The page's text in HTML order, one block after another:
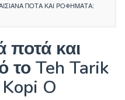
ΠΟΤΆ ΚΑΙ ΡΟΦΉΜΑΤΑ:
ποτά και
Teh Tarik
Kopi O